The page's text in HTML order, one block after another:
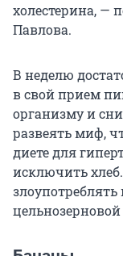
холестерина, —
Павлова.
В неделю
в свой прием
организму и
развеять миф,
диете для
исключить